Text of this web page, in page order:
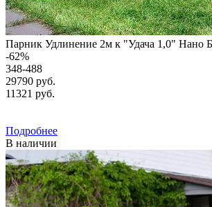
Парник Удлинение 2м к "Удача 1,0" Нано
-62%
348-488
29790 руб.
11321 руб.
Подробнее
В наличии